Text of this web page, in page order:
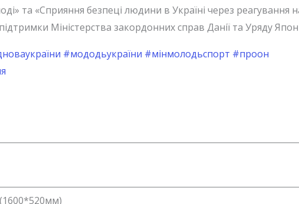
та «Сприяння безпеці людини в Україні через реагування
Міністерства закордонних справ Данії та Уряду
#мододьукраїни #мінмолодьспорт #проон